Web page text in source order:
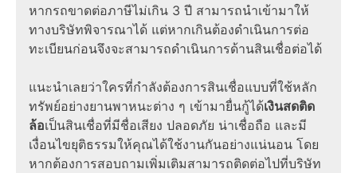
หากรถขาดต่อภาษีไม่เกิน 3 ปี สามารถนำเข้ามาให้
ทางบริษัทพิจารณาได้ แต่หากเกินต้องดำเนินการต่อ
ทะเบียนก่อนจึงจะสามารถดำเนินการด้านสินเชื่อต่อได้
แนะนำเลยว่าใครที่กำลังต้องการสินเชื่อแบบที่ใช้หลัก
ทรัพย์อย่างยานพาหนะต่าง ๆ เข้ามายื่นกู้ได้เงินสดติด
ล้อเป็นสินเชื่อที่มีชื่อเสียง ปลอดภัย น่าเชื่อถือ และมี
เงื่อนไขยุติธรรมให้คุณได้ใช้งานกันอย่างแน่นอน โดย
หากต้องการสอบถามเพิ่มเติมสามารถติดต่อไปที่บริษัท